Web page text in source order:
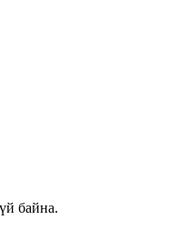
байна.